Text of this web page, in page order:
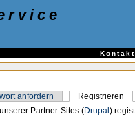
Kontakt
anfordern
Registrieren
Partner-Sites (Drupal)